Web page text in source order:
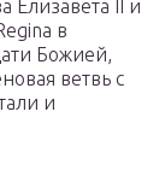
Елизавета II и
в
Божией,
ветвь с
и